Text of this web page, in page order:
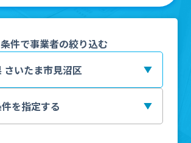
条件で事業者の絞り込む